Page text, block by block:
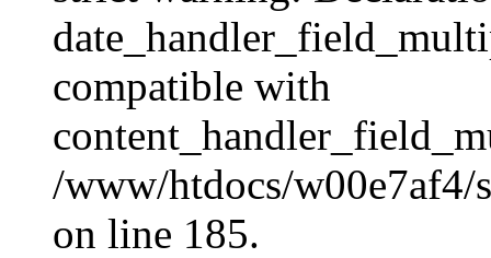
compatible with
/www/htdocs/w00e7af4/
on line 185.